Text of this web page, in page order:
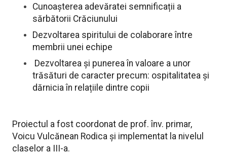
Cunoașterea adevăratei semnificații a
sărbătorii Crăciunului
Dezvoltarea spiritului de colaborare între
membrii unei echipe
Dezvoltarea și punerea în valoare a unor
trăsături de caracter precum: ospitalitatea și
dărnicia în relațiile dintre copii
Proiectul a fost coordonat de prof. înv. primar,
Voicu Vulcănean Rodica și implementat la nivelul
claselor a III-a.